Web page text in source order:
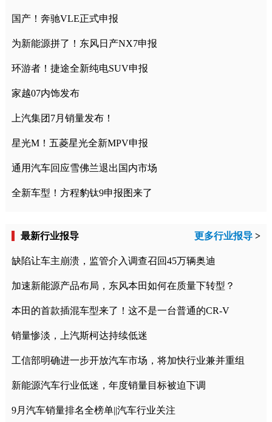
国产！奔驰VLE正式申报
为新能源拼了！东风日产NX7申报
环游者！捷途全新纯电SUV申报
家越07内饰发布
上汽集团7月销量发布！
星光M！五菱星光全新MPV申报
通用汽车回应雪佛兰退出国内市场
全新车型！方程豹钛9申报图来了
最新行业报导 更多行业报导 >
缺陷让车主崩溃，监管介入调查召回45万辆奥迪
加速新能源产品布局，东风本田如何在质量下转型？
本田的首款插混车型来了！这不是一台普通的CR-V
销量惨淡，上汽斯柯达持续低迷
工信部明确进一步开放汽车市场，将加快行业兼并重组
新能源汽车行业低迷，年度销量目标被迫下调
9月汽车销量排名全榜单||汽车行业关注